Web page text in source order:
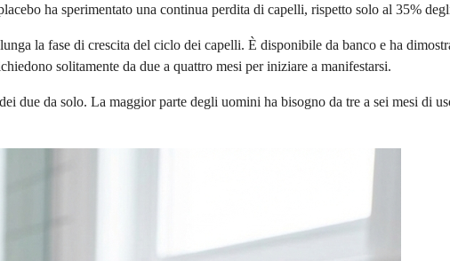
ha sperimentato una continua perdita di capelli, rispetto solo al 35%
la fase di crescita del ciclo dei capelli. È disponibile da banco e ha
solitamente da due a quattro mesi per iniziare a manifestarsi.
da solo. La maggior parte degli uomini ha bisogno da tre a sei mesi di